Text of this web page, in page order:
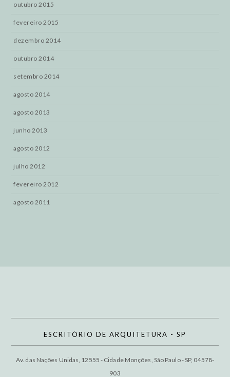
outubro 2015
fevereiro 2015
dezembro 2014
outubro 2014
setembro 2014
agosto 2014
agosto 2013
junho 2013
agosto 2012
julho 2012
fevereiro 2012
agosto 2011
ESCRITÓRIO DE ARQUITETURA - SP
Av. das Nações Unidas, 12555 - Cidade Monções, São Paulo - SP, 04578-
903